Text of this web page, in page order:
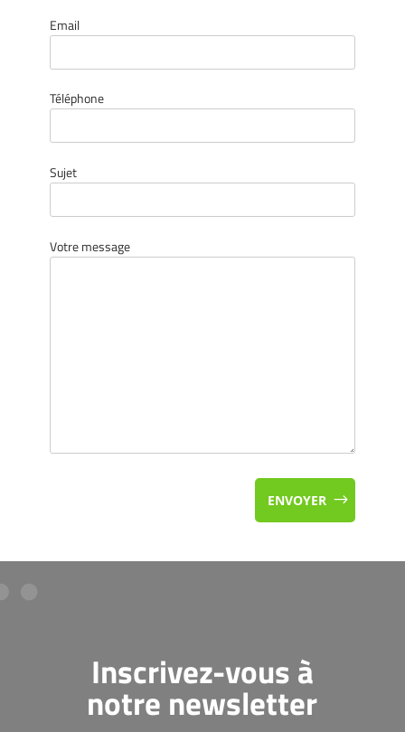
Email
Téléphone
Sujet
Votre message
ENVOYER
Inscrivez-vous à
notre newsletter